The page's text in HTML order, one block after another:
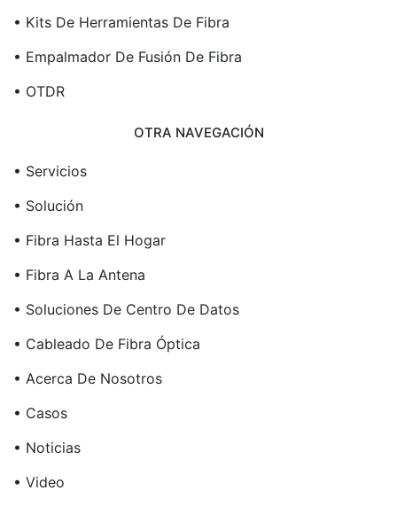
• Kits De Herramientas De Fibra
• Empalmador De Fusión De Fibra
• OTDR
OTRA NAVEGACIÓN
• Servicios
• Solución
• Fibra Hasta El Hogar
• Fibra A La Antena
• Soluciones De Centro De Datos
• Cableado De Fibra Óptica
• Acerca De Nosotros
• Casos
• Noticias
• Video